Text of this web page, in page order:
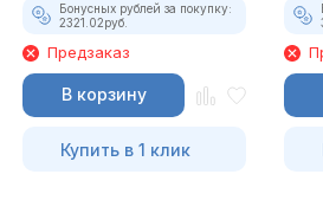
Бонусных рублей за покупку:
2321.02руб.
Предзаказ
В корзину
Купить в 1 клик